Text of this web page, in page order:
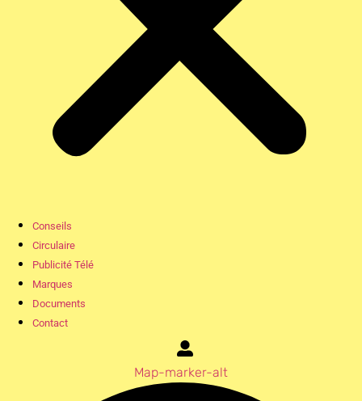
Conseils
Circulaire
Publicité Télé
Marques
Documents
Contact
Map-marker-alt